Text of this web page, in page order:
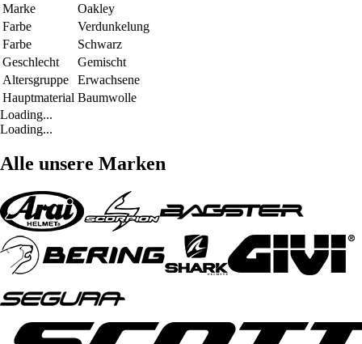
Marke
Oakley
Farbe
Verdunkelung
Farbe
Schwarz
Geschlecht
Gemischt
Altersgruppe
Erwachsene
Hauptmaterial Baumwolle
Loading...
Loading...
Alle unsere Marken